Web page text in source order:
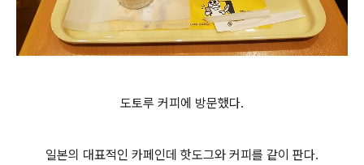
도토루 커피에 방문했다.
일본의 대표적인 카페인데 핫도그와 커피를 같이 판다.